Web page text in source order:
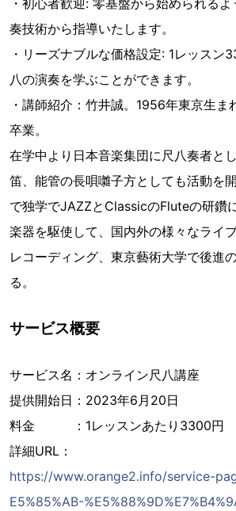
・初心者歓迎: 零基盤から始められる
奏技術から指導いたします。
・リーズナブルな価格設定: 1レッスン
八の演奏を学ぶことができます。
・講師紹介：竹井誠。1956年東京生ま
卒業。
在学中より日本音楽集団に尺八奏者と
笛、能管の長唄囃子方としても活動を
で独学でJAZZとClassicのFluteの研鑽
楽器を駆使して、国内外の様々なライ
レコーディング、東京藝術大学で後進
る。
サービス概要
サービス名：オンライン尺八講座
提供開始日：2023年6月20日
料金 ：1レッスンあたり3300円
詳細URL：
https://www.orange2.info/service-
E5%85%AB-